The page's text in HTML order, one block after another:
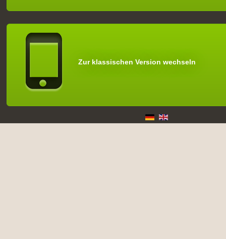
Zur klassischen Version wechseln